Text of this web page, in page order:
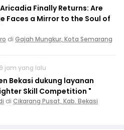
Finally Returns: Are
Faces a Mirror to the Soul of
di Gajah Mungkur, Kota Semarang
jam yang lalu
Bekasi dukung layanan
Skill Competition "
di Cikarang Pusat, Kab. Bekasi